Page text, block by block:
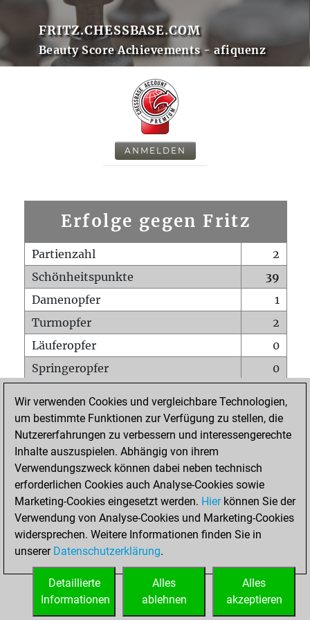
FRITZ.CHESSBASE.COM
Beauty Score Achievements - afiquenz
ANMELDEN
Erfolge gegen Fritz
Partienzahl
2
Schönheitspunkte
39
Damenopfer
1
Turmopfer
2
Läuferopfer
0
Springeropfer
0
Matt auf vollem Brett
0
Bauer setzt Matt
0
Erstickte Matts
Unterverwandlungen
Türme auf der siebten
0
STARTSEITE
Wir verwenden Cookies und vergleichbare Technologien,
um bestimmte Funktionen zur Verfügung zu stellen, die
Nutzererfahrungen zu verbessern und interessengerechte
Inhalte auszuspielen. Abhängig von ihrem
Verwendungszweck können dabei neben technisch
erforderlichen Cookies auch Analyse-Cookies sowie
Marketing-Cookies eingesetzt werden. Hierkönnen Sie der
Verwendung von Analyse-Cookies und Marketing-Cookies
widersprechen. Weitere Informationen finden Sie in
unserer Datenschutzerklärung.
Alles
akzeptieren
Alles
ablehnen
Detaillierte
Informationen